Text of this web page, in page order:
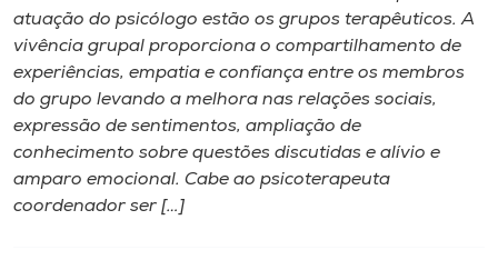
I.nova
Diplomados
Cultura
atuação do psicólogo estão os grupos terapêuticos. A
vivência grupal proporciona o compartilhamento de
experiências, empatia e confiança entre os membros
do grupo levando a melhora nas relações sociais,
expressão de sentimentos, ampliação de
conhecimento sobre questões discutidas e alívio e
amparo emocional. Cabe ao psicoterapeuta
coordenador ser […]